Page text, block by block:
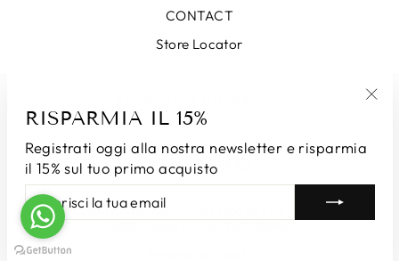
RISPARMIA IL 15%
Registrati oggi alla nostra newsletter e risparmia
il 15% sul tuo primo acquisto
INSERISCI
LA
TUA
EMAIL
ISCRIVITI
CONTACT
Store Locator
VALUTA
Italia (EUR €)
© 2026 LUNATICAMILANO.COM | Luna srl | Via Cappuccina 61 ,